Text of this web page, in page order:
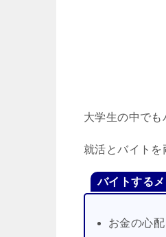
大学生の中でも
就活とバイトを
バイトするメ
お金の心